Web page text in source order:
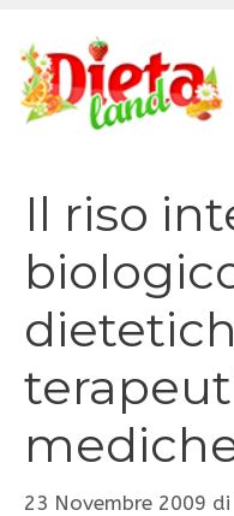
contenuto
Il riso
23 Novembre 2009 di